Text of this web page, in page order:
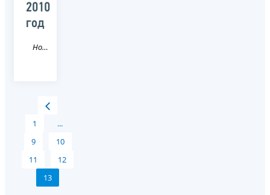
2010
год
Новость
1
...
9
10
11
12
13